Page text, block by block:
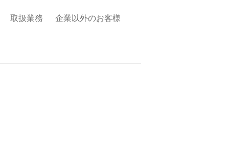
取扱業務 企業以外のお客様